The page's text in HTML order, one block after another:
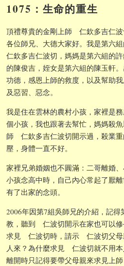
1075：生命的重生
頂禮尊貴的金剛上師 仁欽多吉仁
各位師兄、大德大家好。我是第六
仁欽多吉仁波切，媽媽是第六組的
的陳俊吉，姪女是第六組的陳玉軒
功德，感恩上師的救度，以及幫助
及惡習、惡念。
我是住在雲林的農村小孩，家裡是
個小孩，我也跟著去幫忙，媽媽殺
師 仁欽多吉仁波切開示過，殺業重
壓，身體一直不好。
家裡兄弟婚姻也不圓滿：二哥離婚
小孩念高中時，自己內心常起了厭
有了出家的念頭。
2006年因第7組吳師兄的介紹，記
教，聽到 仁波切開示在家也可以
求見 仁波切時，請示 仁波切父母
人來？為什麼求見 仁波切就不用
離開時只記得要帶父母親來求見上